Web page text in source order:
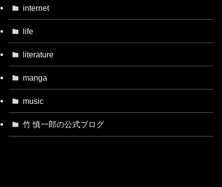
internet
life
literature
manga
music
竹 慎一郎の公式ブログ